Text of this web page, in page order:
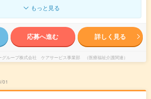
もっと見る
応募へ進む 詳しく見る
グループ株式会社 ケアサービス事業部 （医療福祉介護関連）
01